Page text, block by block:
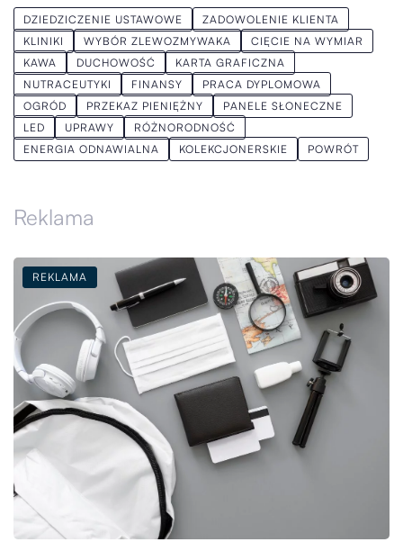
DZIEDZICZENIE USTAWOWE
ZADOWOLENIE KLIENTA
KLINIKI
WYBÓR ZLEWOZMYWAKA
CIĘCIE NA WYMIAR
KAWA
DUCHOWOŚĆ
KARTA GRAFICZNA
NUTRACEUTYKI
FINANSY
PRACA DYPLOMOWA
OGRÓD
PRZEKAZ PIENIĘŻNY
PANELE SŁONECZNE
LED
UPRAWY
RÓŻNORODNOŚĆ
ENERGIA ODNAWIALNA
KOLEKCJONERSKIE POWRÓT
Reklama
REKLAMA